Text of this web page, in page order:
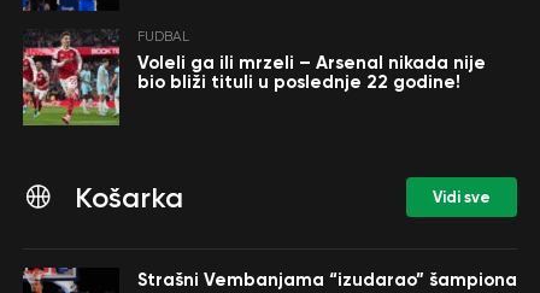
FUDBAL
Voleli ga ili mrzeli – Arsenal nikada nije
bio bliži tituli u poslednje 22 godine!
Košarka Vidi sve
Strašni Vembanjama “izudarao” šampiona